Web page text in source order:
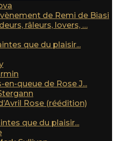
de Remi de Biasi
râleurs, lovers, …
que du plaisir...
queue de Rose J...
Rose (réédition)
que du plaisir...